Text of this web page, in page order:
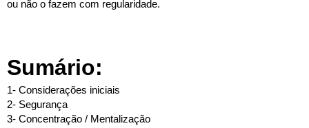
ou não o fazem com regularidade.
Sumário:
1- Considerações iniciais
2- Segurança
3- Concentração / Mentalização